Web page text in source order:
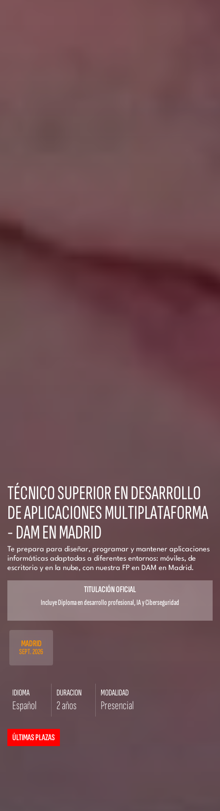
TÉCNICO SUPERIOR EN DESARROLLO
DE APLICACIONES MULTIPLATAFORMA
- DAM EN MADRID
Te prepara para diseñar, programar y mantener aplicaciones
informáticas adaptadas a diferentes entornos: móviles, de
escritorio y en la nube, con nuestra FP en DAM en Madrid.
TITULACIÓN OFICIAL
Incluye Diploma en desarrollo profesional, IA y Ciberseguridad
MADRID
SEPT. 2026
IDIOMA
Español
DURACION
2 años
MODALIDAD
Presencial
ÚLTIMAS PLAZAS